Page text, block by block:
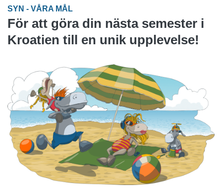
SYN - VÅRA MÅL
För att göra din nästa semester i
Kroatien till en unik upplevelse!